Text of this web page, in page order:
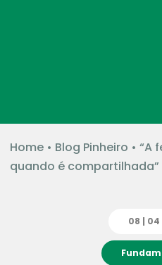
Home• Blog Pinheiro • “A
quando é compartilhada”
08 | 04